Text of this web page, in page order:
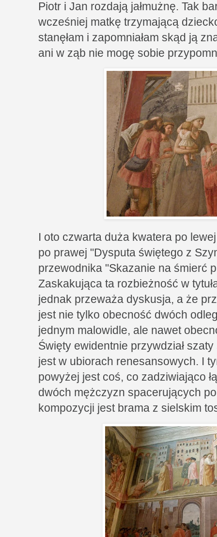
Piotr i Jan rozdają jałmużnę. Tak
wcześniej matkę trzymającą
stanęłam i zapomniałam skąd ją
ani w ząb nie mogę sobie
I oto czwarta duża kwatera po
po prawej "Dysputa świętego z
przewodnika "Skazanie na śmierć
Zaskakująca ta rozbieżność w
jednak przeważa dyskusja, a że
jest nie tylko obecność dwóch
jednym malowidle, ale nawet
Święty ewidentnie przywdział
jest w ubiorach renesansowych. I
powyżej jest coś, co zadziwiająco
dwóch mężczyzn spacerujących
kompozycji jest brama z sielskim